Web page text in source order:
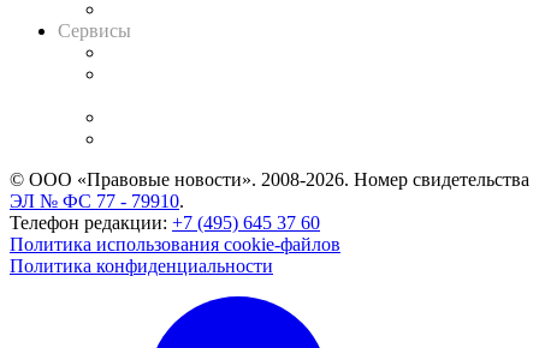
Сервисы
© ООО «Правовые новости». 2008-2026. Номер свидетельства
ЭЛ № ФС 77 - 79910.
Телефон редакции: +7 (495) 645 37 60
Политика использования cookie-файлов
Политика конфиденциальности